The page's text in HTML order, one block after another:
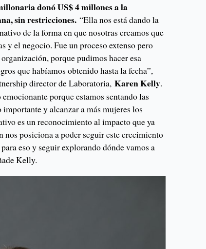
donó US$ 4 millones a la
sin restricciones. “Ella nos está dando la
de la forma en que nosotras creamos que
y el negocio. Fue un proceso extenso pero
porque pudimos hacer esa
que habíamos obtenido hasta la fecha”,
director de Laboratoria,Karen Kelly.
porque estamos sentando las
y alcanzar a más mujeres los
es un reconocimiento al impacto que ya
nos posiciona a poder seguir este crecimiento
eso y seguir explorando dónde vamos a
Kelly.